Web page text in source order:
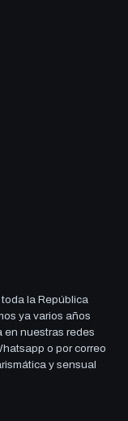
la República
ya varios años
en nuestras redes
o por correo
y sensual